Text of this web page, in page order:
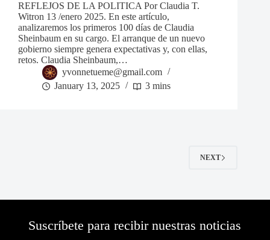
REFLEJOS DE LA POLITICA Por Claudia T.
Witron 13 /enero 2025. En este artículo,
analizaremos los primeros 100 días de Claudia
Sheinbaum en su cargo. El arranque de un nuevo
gobierno siempre genera expectativas y, con ellas,
retos. Claudia Sheinbaum,…
yvonnetueme@gmail.com
January 13, 2025
3 mins
NEXT
Suscríbete para recibir nuestras noticias